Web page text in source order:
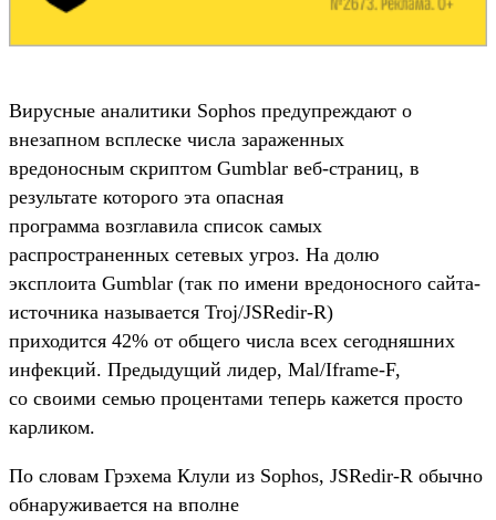
Вирусные аналитики Sophos предупреждают о
внезапном всплеске числа зараженных
вредоносным скриптом Gumblar веб-страниц, в
результате которого эта опасная
программа возглавила список самых
распространенных сетевых угроз. На долю
эксплоита Gumblar (так по имени вредоносного сайта-
источника называется Troj/JSRedir-R)
приходится 42% от общего числа всех сегодняшних
инфекций. Предыдущий лидер, Mal/Iframe-F,
со своими семью процентами теперь кажется просто
карликом.
По словам Грэхема Клули из Sophos, JSRedir-R обычно
обнаруживается на вполне